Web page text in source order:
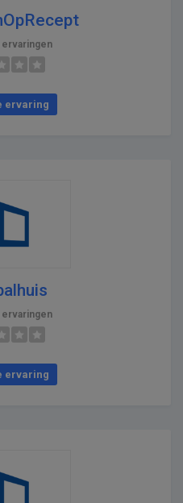
ervaringen
ervaring
ervaringen
ervaring